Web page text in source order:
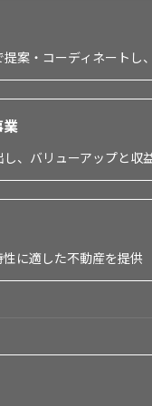
案・コーディネート
業
、バリューアップと収
に適した不動産を提供